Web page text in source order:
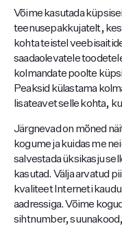
Võime kasutada
teenusepakkujatelt,
kohta teistel
saadaolevatele
kolmandate poolte
Peaksid külastama
lisateavet selle kohta,
Järgnevad on mõned
kogume ja kuidas me
salvestada üksikasju
kasutad. Välja arvatud
kvaliteet Interneti
aadressiga. Võime
sihtnumber,